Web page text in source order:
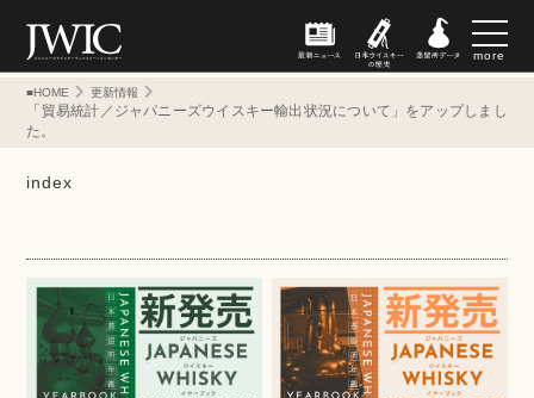
more
■HOME 更新情報
「貿易統計／ジャパニーズウイスキー輸出状況について」をアップしまし
た。
index